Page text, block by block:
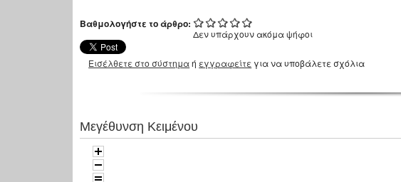
Βαθμολογήστε το άρθρο:
Δεν υπάρχουν ακόμα ψήφοι
Εισέλθετε στο σύστημαή εγγραφείτε για να υποβάλετε σχόλια
Μεγέθυνση Κειμένου